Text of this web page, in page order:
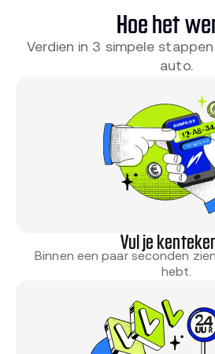
Hoe het
Verdien in 3 simpele
auto.
Vul je
Binnen een paar seconden
hebt.